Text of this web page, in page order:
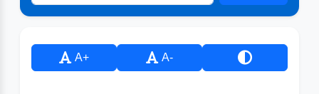
A+ A-